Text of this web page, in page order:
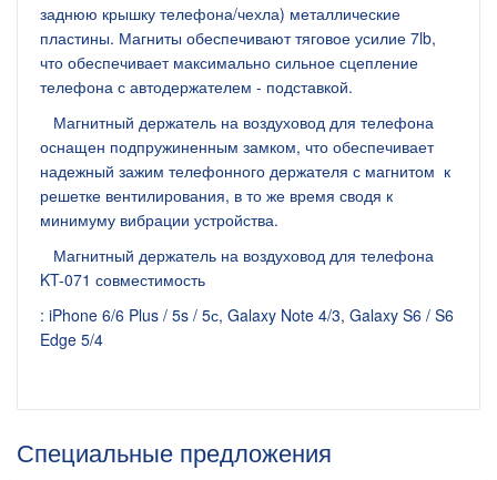
заднюю крышку телефона/чехла) металлические
пластины. Магниты обеспечивают тяговое усилие 7lb,
что обеспечивает максимально сильное сцепление
телефона с автодержателем - подставкой.
Магнитный держатель на воздуховод для телефона
оснащен подпружиненным замком, что обеспечивает
надежный зажим телефонного держателя с магнитом к
решетке вентилирования, в то же время сводя к
минимуму вибрации устройства.
Магнитный держатель на воздуховод для телефона
KT-071 совместимость
: iPhone 6/6 Plus / 5s / 5с, Galaxy Note 4/3, Galaxy S6 / S6
Edge 5/4
Специальные предложения